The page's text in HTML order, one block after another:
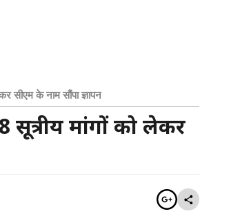
सीएम के नाम सौंपा ज्ञापन
सूत्रीय मांगों को लेकर